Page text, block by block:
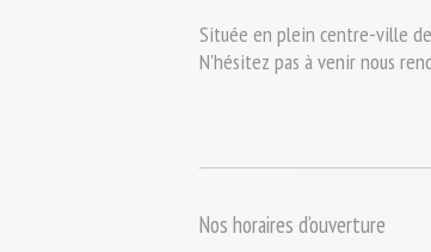
Située en plein centre-ville
N'hésitez pas à venir nous
Nos horaires d’ouverture